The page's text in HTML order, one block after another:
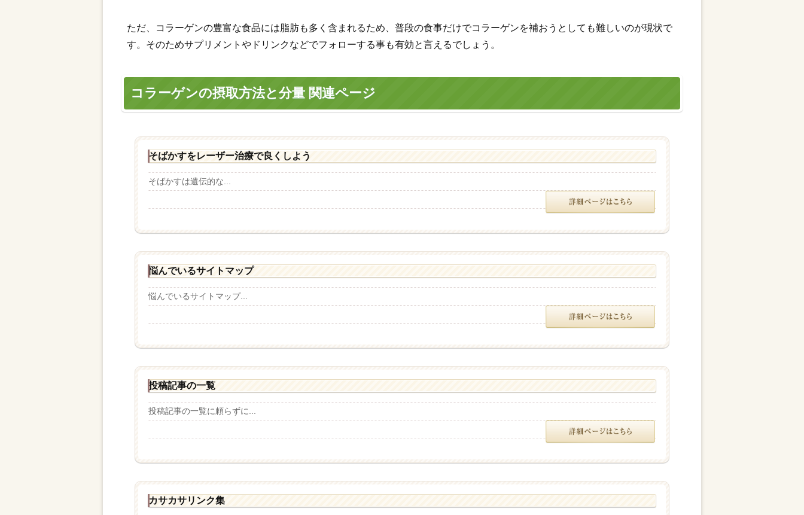
ただ、コラーゲンの豊富な食品には脂肪も多く含まれるため、普段の食事だけでコラーゲンを補おうとしても難しいのが現状で
す。そのためサプリメントやドリンクなどでフォローする事も有効と言えるでしょう。
コラーゲンの摂取方法と分量 関連ページ
そばかすをレーザー治療で良くしよう
そばかすは遺伝的な...
悩んでいるサイトマップ
悩んでいるサイトマップ...
投稿記事の一覧
投稿記事の一覧に頼らずに...
カサカサリンク集